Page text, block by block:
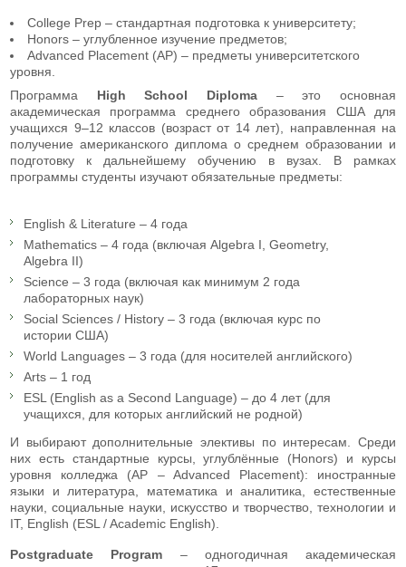
College Prep – стандартная подготовка к университету;
Honors – углубленное изучение предметов;
Advanced Placement (AP) – предметы университетского
уровня.
Программа High School Diploma – это основная
академическая программа среднего образования США для
учащихся 9–12 классов (возраст от 14 лет), направленная на
получение американского диплома о среднем образовании и
подготовку к дальнейшему обучению в вузах. В рамках
программы студенты изучают обязательные предметы:
English & Literature – 4 года
Mathematics – 4 года (включая Algebra I, Geometry,
Algebra II)
Science – 3 года (включая как минимум 2 года
лабораторных наук)
Social Sciences / History – 3 года (включая курс по
истории США)
World Languages – 3 года (для носителей английского)
Arts – 1 год
ESL (English as a Second Language) – до 4 лет (для
учащихся, для которых английский не родной)
И выбирают дополнительные элективы по интересам. Среди
них есть стандартные курсы, углублённые (Honors) и курсы
уровня колледжа (AP – Advanced Placement): иностранные
языки и литература, математика и аналитика, естественные
науки, социальные науки, искусство и творчество, технологии и
IT, English (ESL / Academic English).
Postgraduate Program – одногодичная академическая